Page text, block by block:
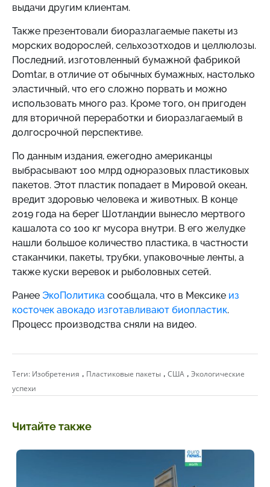
выдачи другим клиентам.
Также презентовали биоразлагаемые пакеты из
морских водорослей, сельхозотходов и целлюлозы.
Последний, изготовленный бумажной фабрикой
Domtar, в отличие от обычных бумажных, настолько
эластичный, что его сложно порвать и можно
использовать много раз. Кроме того, он пригоден
для вторичной переработки и биоразлагаемый в
долгосрочной перспективе.
По данным издания, ежегодно американцы
выбрасывают 100 млрд одноразовых пластиковых
пакетов. Этот пластик попадает в Мировой океан,
вредит здоровью человека и животных. В конце
2019 года на берег Шотландии вынесло мертвого
кашалота со 100 кг мусора внутри. В его желудке
нашли большое количество пластика, в частности
стаканчики, пакеты, трубки, упаковочные ленты, а
также куски веревок и рыболовных сетей.
Ранее ЭкоПолитика сообщала, что в Мексике из
косточек авокадо изготавливают биопластик.
Процесс производства сняли на видео.
Теги: Изобретения , Пластиковые пакеты , США , Экологические
успехи
Читайте также